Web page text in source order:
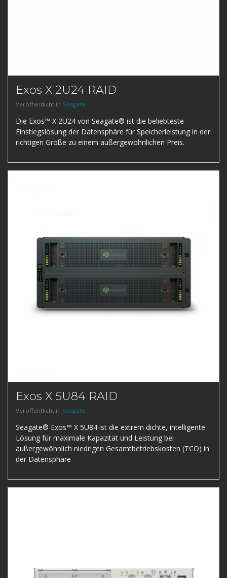
Exos X 2U24 RAID
Veröffentlicht in Seagate
Die Exos™ X 2U24 von Seagate® ist die beliebteste
Einstiegslösung der Datensphäre für Speicherleistung in der
richtigen Größe zu einem außergewöhnlichen Preis.
Exos X 5U84 RAID
Veröffentlicht in Seagate
Seagate® Exos™ X 5U84 ist die extrem dichte, intelligente
Lösung für maximale Kapazität und Leistung bei
außergewöhnlich niedrigen Gesamtbetriebskosten (TCO) in
der Datensphäre